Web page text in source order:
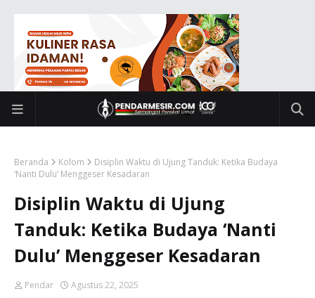
Beranda Kolom
Disiplin Waktu di Ujung Tanduk: Ketika Budaya
‘Nanti Dulu’ Menggeser Kesadaran
Disiplin Waktu di Ujung
Tanduk: Ketika Budaya ‘Nanti
Dulu’ Menggeser Kesadaran
Pendar Agustus 22, 2025